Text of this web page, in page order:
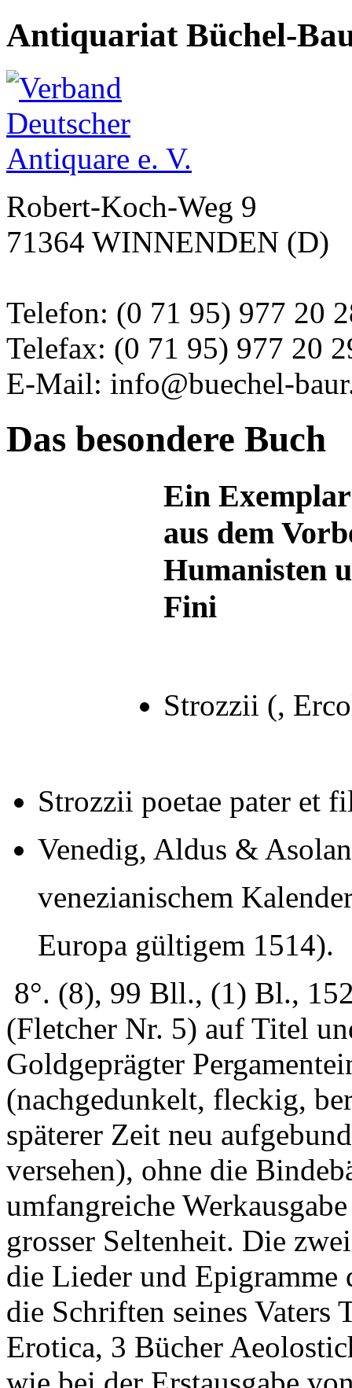
Antiquariat Büchel-
Robert-Koch-Weg 9
71364 WINNENDEN (D)
Telefon: (0 71 95) 977 20
Telefax: (0 71 95) 977 20
E-Mail: info@buechel-
Das besondere Buch
Ein
aus dem
Humanisten
Fini
Strozzii (,
Strozzii poetae pater et
Venedig, Aldus &
venezianischem
Europa gültigem 1514).
8°. (8), 99 Bll., (1) Bl.,
(Fletcher Nr. 5) auf Titel
Goldgeprägter
(nachgedunkelt, fleckig,
späterer Zeit neu
versehen), ohne die
umfangreiche
grosser Seltenheit. Die
die Lieder und Epigramme
die Schriften seines Vaters
Erotica, 3 Bücher